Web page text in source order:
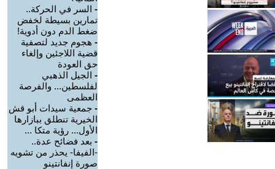
- السر في الحركة..
تمارين بسيطة لخفض
ضغط الدم دون أدوية!
- هجوم جديد لتصفية
قضية اللاجئين وإلغاء
حق العودة
- الجيل الذهبي
لفلسطين... والفرصة
العظمى
- جمعية سيدات أبو قش
الخيرية تنطلق ببازارها
الأول... رؤية متكا ...
- بعد فضائح عدة..
-الفيفا- يحذر من تشويه
صورة إنفانتينو